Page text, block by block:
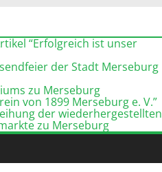
“Erfolgreich ist unser
der Stadt Merseburg
zu Merseburg
von 1899 Merseburg e. V.”
der wiederhergestellten
zu Merseburg